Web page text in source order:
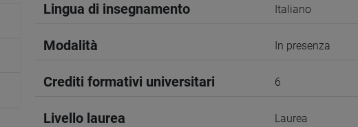
Lingua di insegnamento Italiano
Modalità In presenza
Crediti formativi universitari 6
Livello laurea Laurea